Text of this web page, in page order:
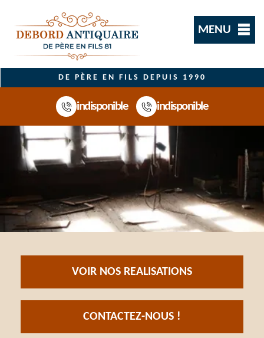
MENU
DE PÈRE EN FILS DEPUIS 1990
indisponible indisponible
VOIR NOS REALISATIONS
CONTACTEZ-NOUS !